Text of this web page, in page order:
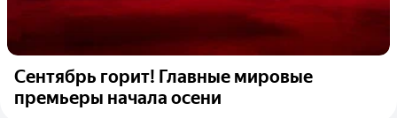
Сентябрь горит! Главные мировые
премьеры начала осени